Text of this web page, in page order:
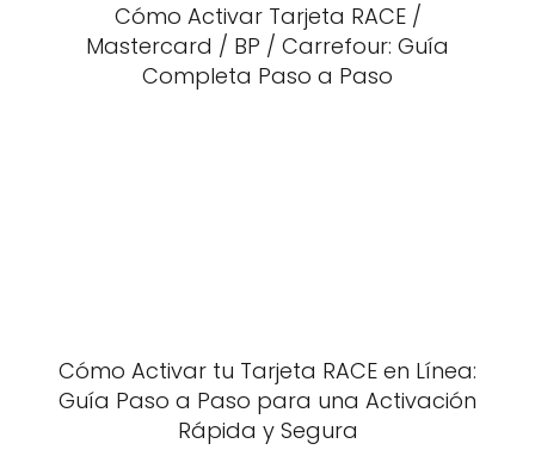
Cómo Activar Tarjeta RACE /
Mastercard / BP / Carrefour: Guía
Completa Paso a Paso
Cómo Activar tu Tarjeta RACE en Línea:
Guía Paso a Paso para una Activación
Rápida y Segura